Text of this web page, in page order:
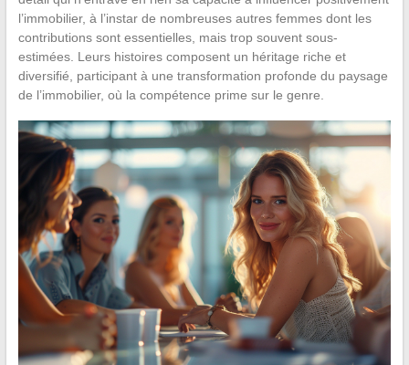
l’immobilier, à l’instar de nombreuses autres femmes dont les
contributions sont essentielles, mais trop souvent sous-
estimées. Leurs histoires composent un héritage riche et
diversifié, participant à une transformation profonde du paysage
de l’immobilier, où la compétence prime sur le genre.